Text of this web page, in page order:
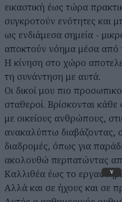
εικαστική έως τώρα
συγκροτούν ενότητες και
ως ενδιάμεσα σημεία -
αποκτούν νόημα μέσα από
Η κίνηση στο χώρο
τη συνάντηση με αυτά.
Οι δικοί μου πιο
σταθεροί. Βρίσκονται
με οικείους ανθρώπους,
ανακαλύπτω διαβάζοντας,
διαδρομές, όπως για
ακολουθώ περπατώντας
Καλλιθέα έως το
Αλλά και σε ήχους και σε
v